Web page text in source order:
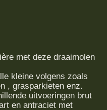
met deze draaimolen
kleine volgens zoals
, grasparkieten enz.
uitvoeringen brut
en antraciet met